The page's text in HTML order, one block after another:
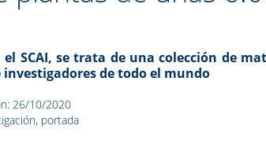
SCAI, se trata de una colección de
investigadores de todo el mundo
26/10/2020
portada